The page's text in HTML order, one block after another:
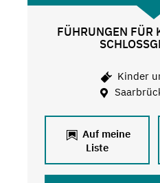
FÜHRUNGEN FÜR
Kinder
Auf meine
Liste